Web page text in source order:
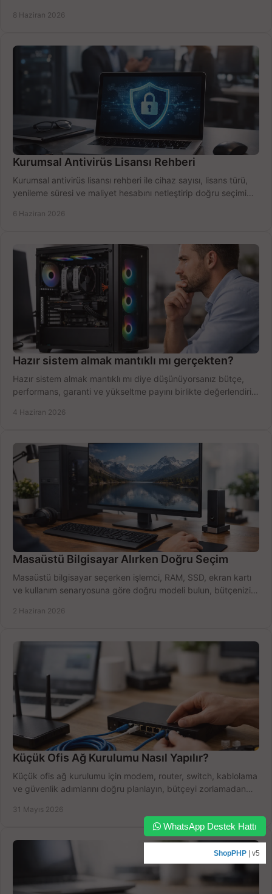
8 Haziran 2026
Kurumsal Antivirüs Lisansı Rehberi
Kurumsal antivirüs lisansı rehberi ile cihaz sayısı, lisans türü,
yenileme süresi ve maliyet hesabını netleştirip doğru seçimi
6 Haziran 2026
Hazır sistem almak mantıklı mı gerçekten?
Hazır sistem almak mantıklı mı diye düşünüyorsanız bütçe,
performans, garanti ve yükseltme payını birlikte değerlendirin,
4 Haziran 2026
Masaüstü Bilgisayar Alırken Doğru Seçim
Masaüstü bilgisayar seçerken işlemci, RAM, SSD, ekran kartı
ve kullanım senaryosuna göre doğru modeli bulun, bütçenizi
2 Haziran 2026
Küçük Ofis Ağ Kurulumu Nasıl Yapılır?
Küçük ofis ağ kurulumu için modem, router, switch, kablolama
ve güvenlik adımlarını doğru planlayın, bütçeyi zorlamadan
31 Mayıs 2026
WhatsApp Destek Hattı
ShopPHP | v5